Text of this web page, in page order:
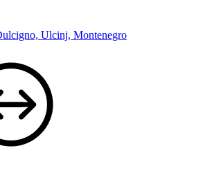
Ulcinj, Montenegro